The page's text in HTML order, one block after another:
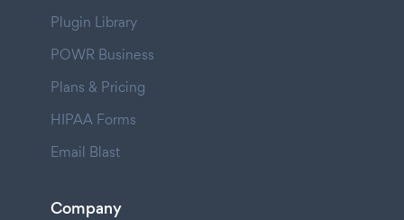
Plugin Library
POWR Business
Plans & Pricing
HIPAA Forms
Email Blast
Company